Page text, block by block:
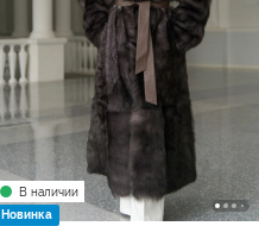
В наличии
Новинка